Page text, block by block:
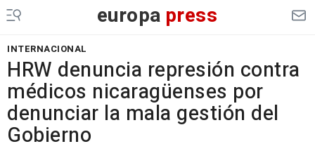
europa press
INTERNACIONAL
HRW denuncia represión contra
médicos nicaragüenses por
denunciar la mala gestión del
Gobierno